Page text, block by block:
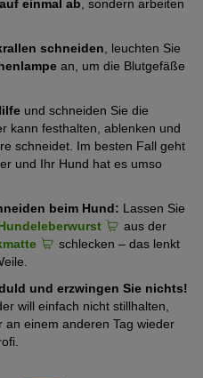
einmal ab , sondern arbeiten
schneiden , leuchten Sie
an, um die Blutgefäße
und schneiden Sie die
kann festhalten, ablenken und
schneidet. Im besten Fall geht
und Ihr Hund hat es umso
beim Hund: Lassen Sie
aus der
schlecken – das lenkt
und erzwingen Sie nichts!
will einfach nicht stillhalten,
einem anderen Tag wieder